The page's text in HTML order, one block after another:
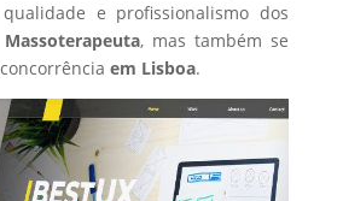
e profissionalismo dos
Massoterapeuta, mas também se
em Lisboa.